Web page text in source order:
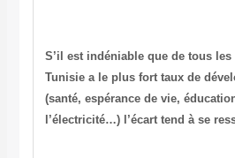
S’il est indéniable que de tous
Tunisie a le plus fort taux de
(santé, espérance de vie,
l’électricité…) l’écart tend à se